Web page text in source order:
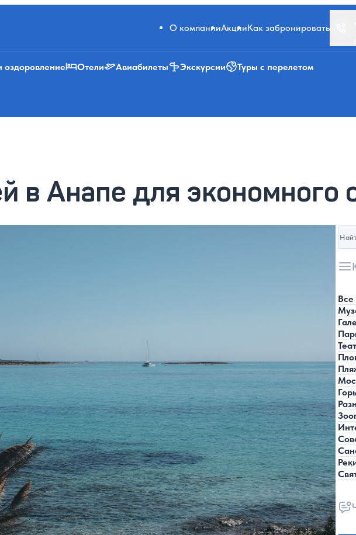
О компанииАкцииКак забронировать
оздоровление Отели Авиабилеты Экскурсии Туры с перелетом
в Анапе для экономного
Все